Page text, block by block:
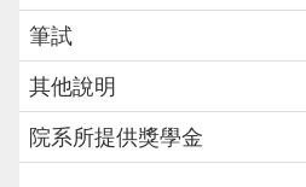
筆試
其他說明
院系所提供獎學金